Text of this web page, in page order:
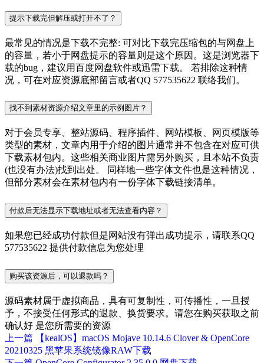
提示下载完但解压或打开不了？
最常见的情况是下载不完整: 可对比下载完压缩包的与网盘上
的容量，若小于网盘提示的容量则是这个原因。这是浏览器下
载的bug，建议用百度网盘软件或迅雷下载。 若排除这种情
况，可在对应资源底部留言或者QQ 577535622 联络我们。
找不到素材资源介绍文章里的示例图片？
对于会员专享、整站源码、程序插件、网站模板、网页模版等
类型的素材，文章内用于介绍的图片通常并不包含在对应可供
下载素材包内。这些相关商业图片需另外购买，且本站不负责
(也没有办法)找到出处。 同样地一些字体文件也是这种情况，
但部分素材会在素材包内有一份字体下载链接清单。
付款后无法显示下载地址或者无法查看内容？
如果您已经成功付款但是网站没有弹出成功提示，请联系QQ
577535622 提供付款信息为您处理
购买该资源后，可以退款吗？
源码素材属于虚拟商品，具有可复制性，可传播性，一旦授
予，不接受任何形式的退款、换货要求。请您在购买获取之前
确认好 是您所需要的资源
上一篇
【kealOS】macOS Mojave 10.14.6 Clover & OpenCore
20210325 黑苹果系统镜像RAW下载